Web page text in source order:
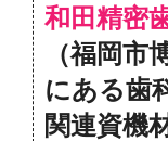
和田精密
（福岡
にある歯
関連資機